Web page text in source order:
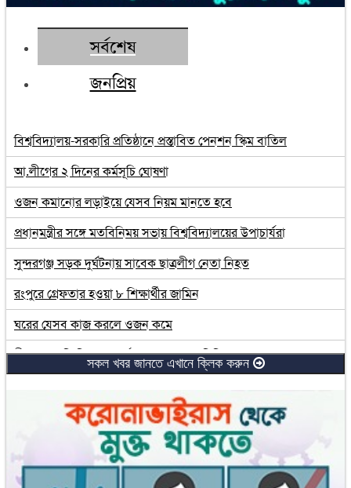
সর্বশেষ
জনপ্রিয়
বিশ্ববিদ্যালয়-সরকারি প্রতিষ্ঠানে প্রস্তাবিত পেনশন স্কিম বাতিল
আ.লীগের ২ দিনের কর্মসূচি ঘোষণা
ওজন কমানোর লড়াইয়ে যেসব নিয়ম মানতে হবে
প্রধানমন্ত্রীর সঙ্গে মতবিনিময় সভায় বিশ্ববিদ্যালয়ের উপাচার্যরা
সুন্দরগঞ্জ সড়ক দুর্ঘটনায় সাবেক ছাত্রলীগ নেতা নিহত
রংপুরে গ্রেফতার হওয়া ৮ শিক্ষার্থীর জামিন
ঘরের যেসব কাজ করলে ওজন কমে
বীরগঞ্জে জমি নিয়ে সংঘর্ষে একজনের হাত বিচ্ছিন্ন
নানার বাড়িতে এসে প্রাণ গেল হাসিবার
জ্বর-সর্দির পর মুখের রুচি ফেরাবে যেসব খাবার
রোববার খুলছে না প্রাথমিক বিদ্যালয়
সকল খবর জানতে এখানে ক্লিক করুন